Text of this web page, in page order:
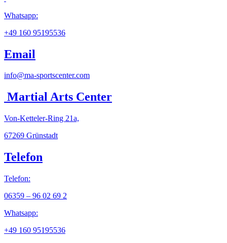
Whatsapp:
+49 160 95195536
Email
info@ma-sportscenter.com
Martial Arts Center
Von-Ketteler-Ring 21a,
67269 Grünstadt
Telefon
Telefon:
06359 – 96 02 69 2
Whatsapp:
+49 160 95195536